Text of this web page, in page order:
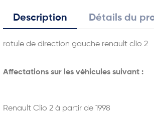
Description Détails du
rotule de direction gauche renault clio 2
Affectations sur les véhicules suivant :
Renault Clio 2 à partir de 1998